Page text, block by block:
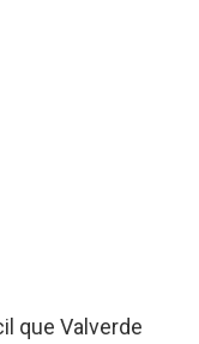
que Valverde